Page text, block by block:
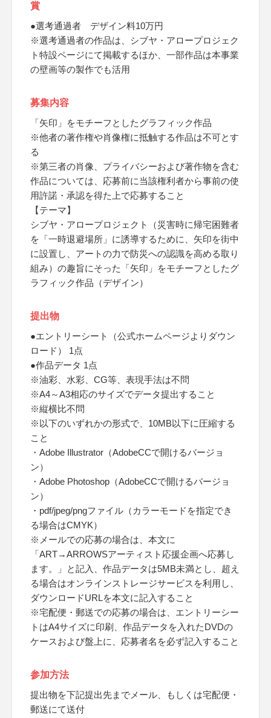
賞
●選考通過者 デザイン料10万円
※選考通過者の作品は、シブヤ・アロープロジェク
ト特設ページにて掲載するほか、一部作品は本事業
の壁画等の製作でも活用
募集内容
「矢印」をモチーフとしたグラフィック作品
※他者の著作権や肖像権に抵触する作品は不可とす
る
※第三者の肖像、プライバシーおよび著作物を含む
作品については、応募前に当該権利者から事前の使
用許諾・承認を得た上で応募すること
【テーマ】
シブヤ・アロープロジェクト（災害時に帰宅困難者
を「一時退避場所」に誘導するために、矢印を街中
に設置し、アートの力で防災への認識を高める取り
組み）の趣旨にそった「矢印」をモチーフとしたグ
ラフィック作品（デザイン）
提出物
●エントリーシート（公式ホームページよりダウン
ロード） 1点
●作品データ 1点
※油彩、水彩、CG等、表現手法は不問
※A4～A3相応のサイズでデータ提出すること
※縦横比不問
※以下のいずれかの形式で、10MB以下に圧縮する
こと
・Adobe Illustrator（AdobeCCで開けるバージョ
ン）
・Adobe Photoshop（AdobeCCで開けるバージョ
ン）
・pdf/jpeg/pngファイル（カラーモードを指定でき
る場合はCMYK）
※メールでの応募の場合は、本文に
「ART→ARROWSアーティスト応援企画へ応募し
ます。」と記入、作品データは5MB未満とし、超え
る場合はオンラインストレージサービスを利用し、
ダウンロードURLを本文に記入すること
※宅配便・郵送での応募の場合は、エントリーシー
トはA4サイズに印刷、作品データを入れたDVDの
ケースおよび盤上に、応募者名を必ず記入すること
参加方法
提出物を下記提出先までメール、もしくは宅配便・
郵送にて送付